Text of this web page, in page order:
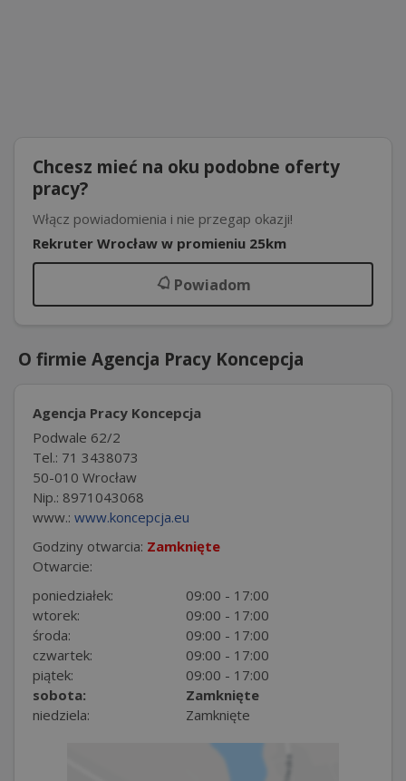
Chcesz mieć na oku podobne oferty
pracy?
Włącz powiadomienia i nie przegap okazji!
Rekruter Wrocław w promieniu 25km
Powiadom
O firmie Agencja Pracy Koncepcja
Agencja Pracy Koncepcja
Podwale 62/2
Tel.: 71 3438073
50-010 Wrocław
Nip.: 8971043068
www.: www.koncepcja.eu
Godziny otwarcia: Zamknięte
Otwarcie:
poniedziałek:
09:00 - 17:00
wtorek:
09:00 - 17:00
środa:
09:00 - 17:00
czwartek:
09:00 - 17:00
piątek:
09:00 - 17:00
sobota:
Zamknięte
niedziela:
Zamknięte